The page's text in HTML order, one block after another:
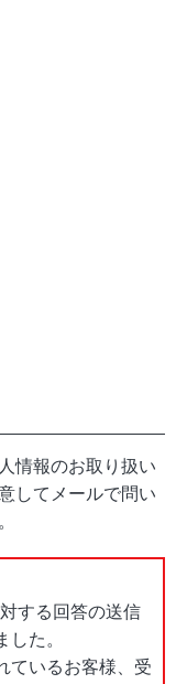
情報のお取り扱い
してメールで問い
する回答の送信
た。
ているお客様、受